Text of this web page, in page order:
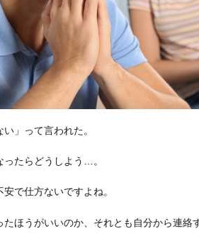
」って言われた。
たらどうしよう…。
で仕方ないですよね。
ほうがいいのか、それとも自分から連絡